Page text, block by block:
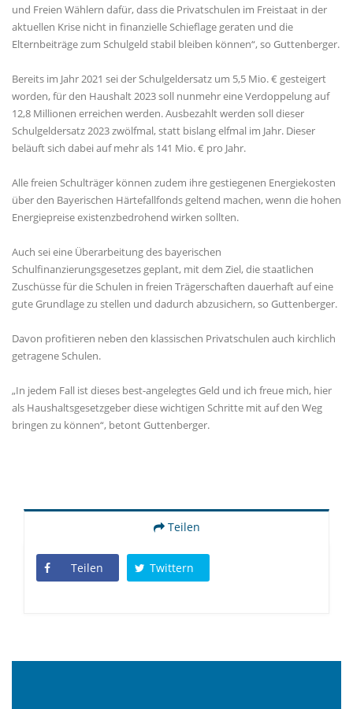
und Freien Wählern dafür, dass die Privatschulen im Freistaat in der
aktuellen Krise nicht in finanzielle Schieflage geraten und die
Elternbeiträge zum Schulgeld stabil bleiben können“, so Guttenberger.
Bereits im Jahr 2021 sei der Schulgeldersatz um 5,5 Mio. € gesteigert
worden, für den Haushalt 2023 soll nunmehr eine Verdoppelung auf
12,8 Millionen erreichen werden. Ausbezahlt werden soll dieser
Schulgeldersatz 2023 zwölfmal, statt bislang elfmal im Jahr. Dieser
beläuft sich dabei auf mehr als 141 Mio. € pro Jahr.
Alle freien Schulträger können zudem ihre gestiegenen Energiekosten
über den Bayerischen Härtefallfonds geltend machen, wenn die hohen
Energiepreise existenzbedrohend wirken sollten.
Auch sei eine Überarbeitung des bayerischen
Schulfinanzierungsgesetzes geplant, mit dem Ziel, die staatlichen
Zuschüsse für die Schulen in freien Trägerschaften dauerhaft auf eine
gute Grundlage zu stellen und dadurch abzusichern, so Guttenberger.
Davon profitieren neben den klassischen Privatschulen auch kirchlich
getragene Schulen.
In jedem Fall ist dieses best-angelegtes Geld und ich freue mich, hier
als Haushaltsgesetzgeber diese wichtigen Schritte mit auf den Weg
bringen zu können“, betont Guttenberger.
Teilen
Teilen Twittern